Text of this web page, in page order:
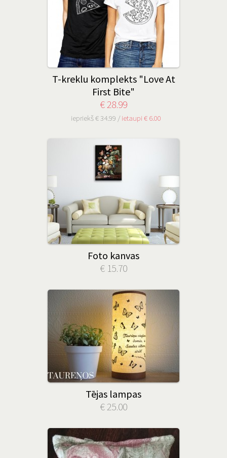
T-kreklu komplekts "Love At
First Bite"
€ 28.99
iepriekš € 34.99 / ietaupi € 6.00
Foto kanvas
€ 15.70
Tējas lampas
€ 25.00